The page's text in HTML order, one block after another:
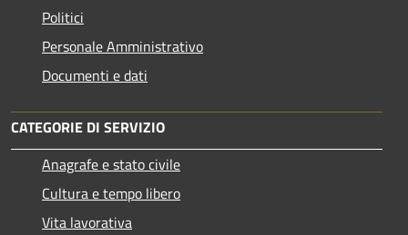
Politici
Personale Amministrativo
Documenti e dati
CATEGORIE DI SERVIZIO
Anagrafe e stato civile
Cultura e tempo libero
Vita lavorativa